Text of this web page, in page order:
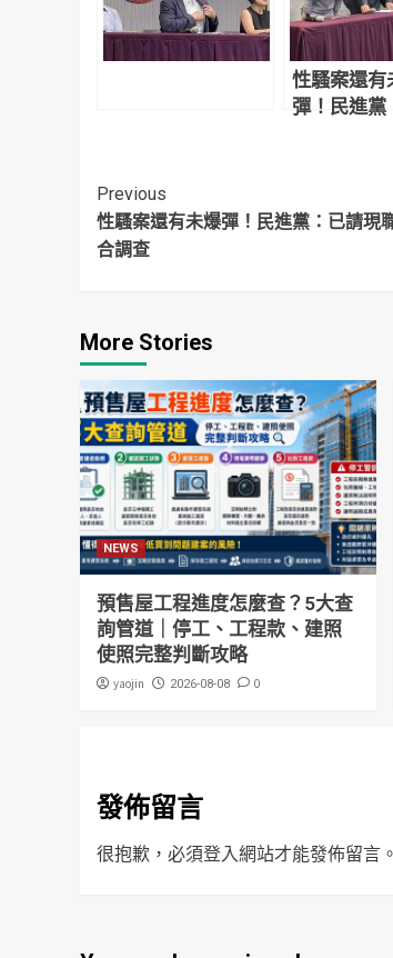
性騷案還有
彈！民進黨
Continue
Reading
Previous
性騷案還有未爆彈！民進黨：已請現
合調查
More Stories
NEWS
預售屋工程進度怎麼查？5大查
詢管道｜停工、工程款、建照
使照完整判斷攻略
yaojin 2026-08-08 0
發佈留言
很抱歉，必須登入網站才能發佈留言。